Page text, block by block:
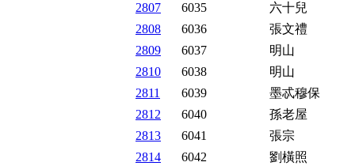
2807
6035
六十兒
2808
6036
張文禮
2809
6037
明山
2810
6038
明山
2811
6039
墨忒穆保
2812
6040
孫老屋
2813
6041
張宗
2814
6042
劉橫照